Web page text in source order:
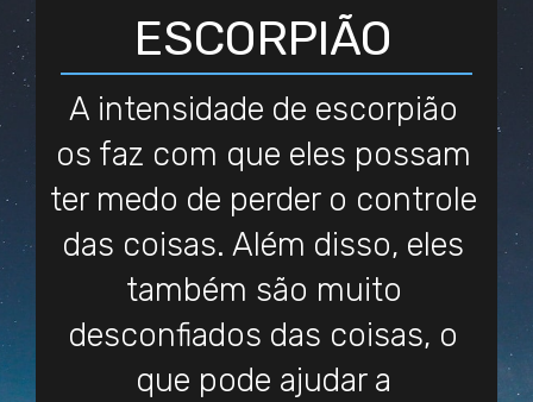
A intensidade de escorpião
os faz com que eles possam
ter medo de perder o controle
das coisas. Além disso, eles
também são muito
desconfiados das coisas, o
que pode ajudar a
ESCORPIÃO